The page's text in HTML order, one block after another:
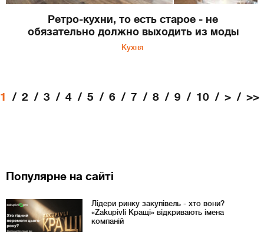
Ретро-кухни, то есть старое - не
обязательно должно выходить из моды
Кухня
1 2 3 4 5 6 7 8 9 10 > >>
Популярне на сайті
Лідери ринку закупівель - хто вони?
«Zakupivli Кращі» відкривають імена
компаній